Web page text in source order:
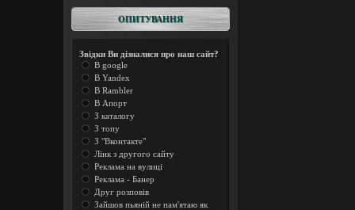
ОПИТУВАННЯ
Звідки Ви дізналися про наш сайт?
В google
В Yandex
В Rambler
В Апорт
З каталогу
З топу
З "Вконтакте"
Лінк з другого сайту
Реклама на вулиці
Реклама - Банер
Друг розповів
Зайшов пьяній не пам'ятаю як